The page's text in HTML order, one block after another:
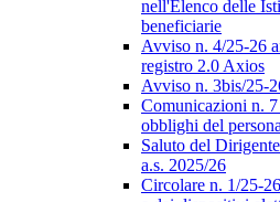
nell'Elenco delle
beneficiarie
Avviso n. 4/25-26
registro 2.0 Axios
Avviso n. 3bis/25-
Comunicazioni n.
obblighi del
Saluto del
a.s. 2025/26
Circolare n. 1/25-